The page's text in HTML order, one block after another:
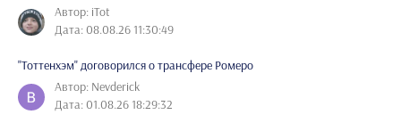
Автор: iTot
Дата: 08.08.26 11:30:49
"Тоттенхэм" договорился о трансфере Ромеро
Автор: Nevderick
Дата: 01.08.26 18:29:32